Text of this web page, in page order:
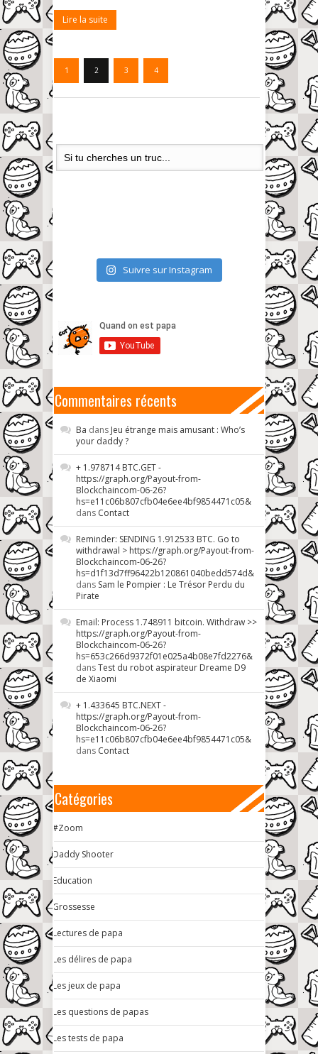
Lire la suite
1 2 3 4
Suivre sur Instagram
Commentaires récents
Ba dans Jeu étrange mais amusant : Who’s
your daddy ?
+ 1.978714 BTC.GET -
https://graph.org/Payout-from-
Blockchaincom-06-26?
hs=e11c06b807cfb04e6ee4bf9854471c05&
dans Contact
Reminder: SENDING 1.912533 BTC. Go to
withdrawal > https://graph.org/Payout-from-
Blockchaincom-06-26?
hs=d1f13d7ff96422b120861040bedd574d&
dans Sam le Pompier : Le Trésor Perdu du
Pirate
Email: Process 1.748911 bitcoin. Withdraw >>
https://graph.org/Payout-from-
Blockchaincom-06-26?
hs=653c266d9372f01e025a4b08e7fd2276&
dansTest du robot aspirateur Dreame D9
de Xiaomi
+ 1.433645 BTC.NEXT -
https://graph.org/Payout-from-
Blockchaincom-06-26?
hs=e11c06b807cfb04e6ee4bf9854471c05&
dans Contact
Catégories
#Zoom
Daddy Shooter
Education
Grossesse
Lectures de papa
Les délires de papa
Les jeux de papa
Les questions de papas
Les tests de papa